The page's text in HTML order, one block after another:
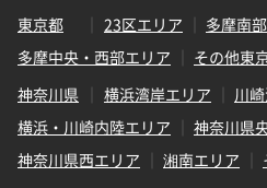
東京都
23区エリア
多摩南
多摩中央・西部エリア
その他東
神奈川県
横浜湾岸エリア
川
横浜・川崎内陸エリア
神奈川県
神奈川県西エリア
湘南エリア